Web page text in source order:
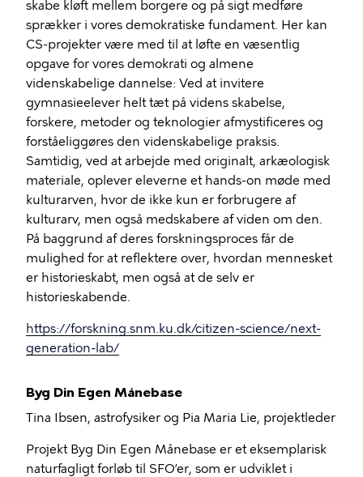
skabe kløft mellem borgere og på sigt medføre
sprækker i vores demokratiske fundament. Her kan
CS-projekter være med til at løfte en væsentlig
opgave for vores demokrati og almene
videnskabelige dannelse: Ved at invitere
gymnasieelever helt tæt på videns skabelse,
forskere, metoder og teknologier afmystificeres og
forståeliggøres den videnskabelige praksis.
Samtidig, ved at arbejde med originalt, arkæologisk
materiale, oplever eleverne et hands-on møde med
kulturarven, hvor de ikke kun er forbrugere af
kulturarv, men også medskabere af viden om den.
På baggrund af deres forskningsproces får de
mulighed for at reflektere over, hvordan mennesket
er historieskabt, men også at de selv er
historieskabende.
https://forskning.snm.ku.dk/citizen-science/next-
generation-lab/
Byg Din Egen Månebase
Tina Ibsen, astrofysiker og Pia Maria Lie, projektleder
Projekt Byg Din Egen Månebase er et eksemplarisk
naturfagligt forløb til SFO’er, som er udviklet i